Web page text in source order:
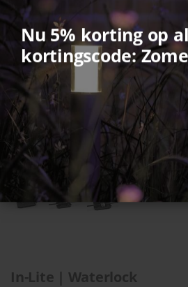
Nu 5% korting op
kortingscode:
In-Lite | Waterlock